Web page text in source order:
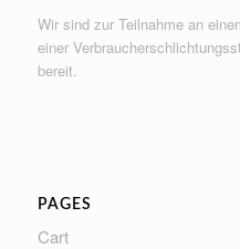
Wir sind zur Teilnahme an
einer
bereit.
PAGES
Cart